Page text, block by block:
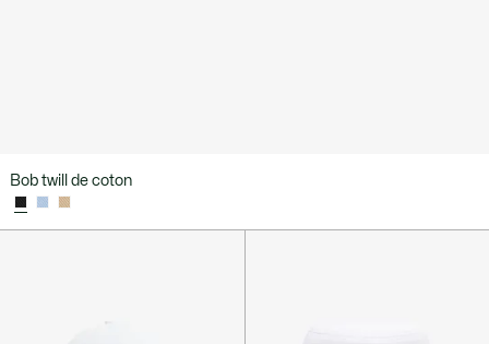
Bob twill de coton